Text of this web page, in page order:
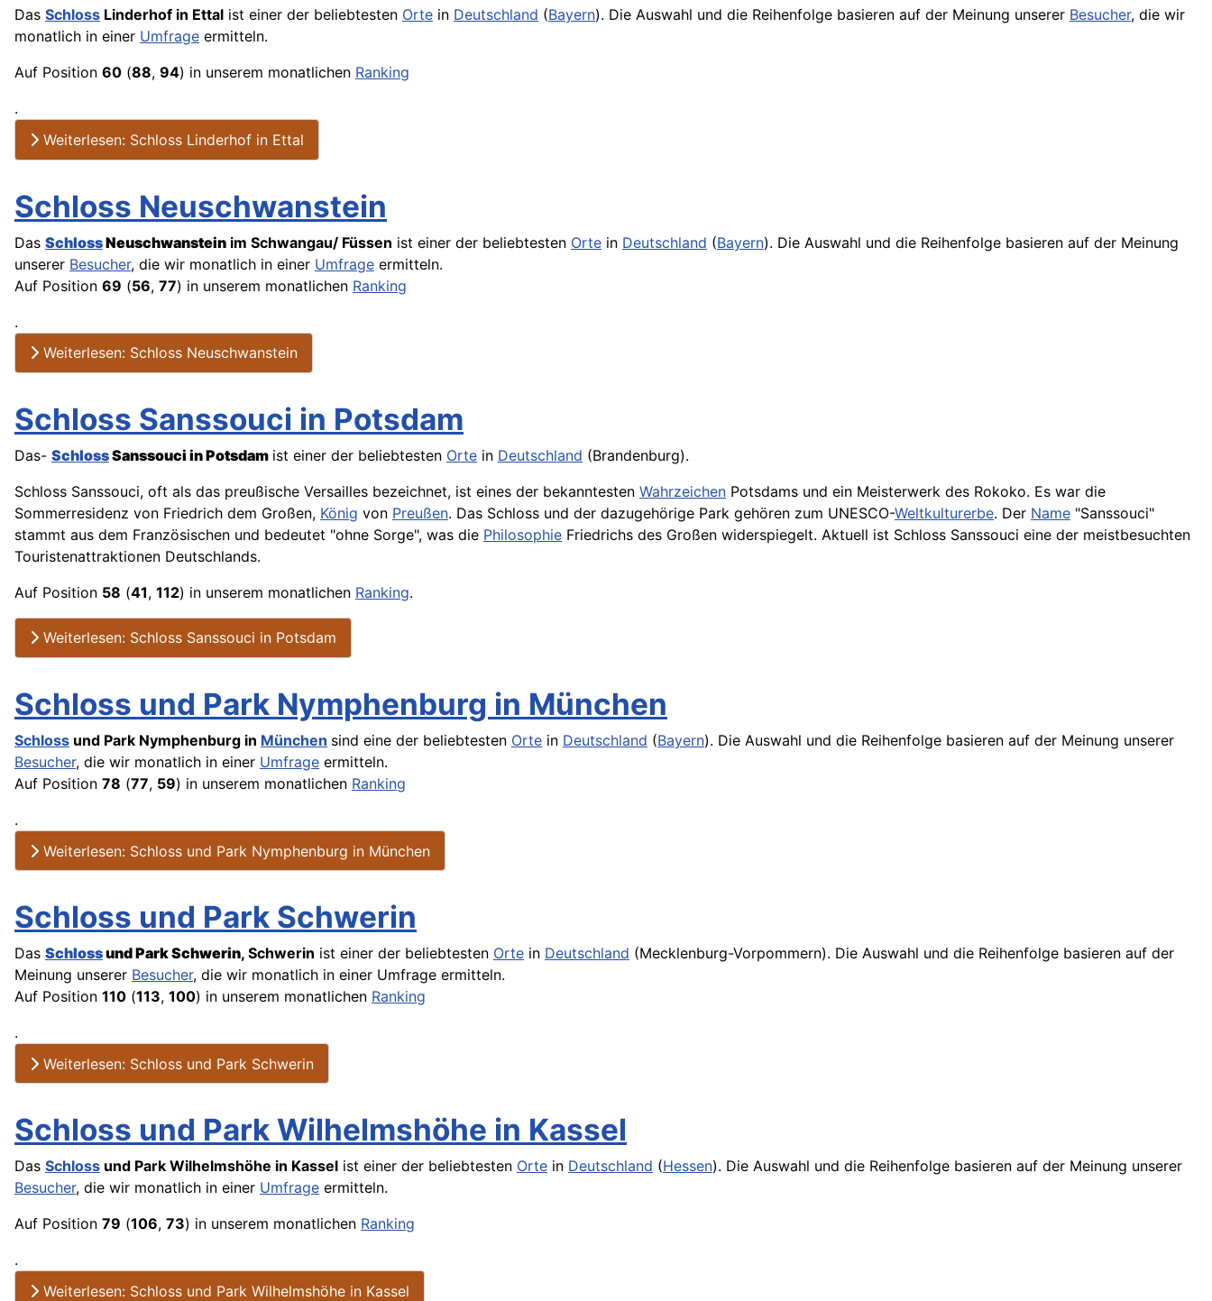
Das Schloss Linderhof in Ettal ist einer der beliebtesten Orte in Deutschland (Bayern). Die Auswahl und die Reihenfolge basieren auf der Meinung unserer Besucher, die wir
monatlich in einer Umfrage ermitteln.
Auf Position 60 (88, 94) in unserem monatlichen Ranking
.
Weiterlesen: Schloss Linderhof in Ettal
Schloss Neuschwanstein
Das SchlossNeuschwanstein im Schwangau/ Füssen ist einer der beliebtesten Orte in Deutschland (Bayern). Die Auswahl und die Reihenfolge basieren auf der Meinung
unserer Besucher, die wir monatlich in einer Umfrage ermitteln.
Auf Position 69 (56, 77) in unserem monatlichen Ranking
.
Weiterlesen: Schloss Neuschwanstein
Schloss Sanssouci in Potsdam
Das- SchlossSanssouci in Potsdam ist einer der beliebtesten Orte in Deutschland (Brandenburg).
Schloss Sanssouci, oft als das preußische Versailles bezeichnet, ist eines der bekanntesten Wahrzeichen Potsdams und ein Meisterwerk des Rokoko. Es war die
Sommerresidenz von Friedrich dem Großen, König von Preußen. Das Schloss und der dazugehörige Park gehören zum UNESCO-Weltkulturerbe. Der Name "Sanssouci"
stammt aus dem Französischen und bedeutet "ohne Sorge", was die Philosophie Friedrichs des Großen widerspiegelt. Aktuell ist Schloss Sanssouci eine der meistbesuchten
Touristenattraktionen Deutschlands.
Auf Position 58 (41, 112) in unserem monatlichen Ranking.
Weiterlesen: Schloss Sanssouci in Potsdam
Schloss und Park Nymphenburg in München
Schloss und Park Nymphenburg in München sind eine der beliebtesten Orte in Deutschland (Bayern). Die Auswahl und die Reihenfolge basieren auf der Meinung unserer
Besucher, die wir monatlich in einer Umfrage ermitteln.
Auf Position 78 (77, 59) in unserem monatlichen Ranking
.
Weiterlesen: Schloss und Park Nymphenburg in München
Schloss und Park Schwerin
Das Schlossund Park Schwerin, Schwerin ist einer der beliebtesten Orte in Deutschland (Mecklenburg-Vorpommern). Die Auswahl und die Reihenfolge basieren auf der
Meinung unserer Besucher, die wir monatlich in einer Umfrage ermitteln.
Auf Position 110 (113, 100) in unserem monatlichen Ranking
.
Weiterlesen: Schloss und Park Schwerin
Schloss und Park Wilhelmshöhe in Kassel
Das Schloss und Park Wilhelmshöhe in Kassel ist einer der beliebtesten Orte in Deutschland (Hessen). Die Auswahl und die Reihenfolge basieren auf der Meinung unserer
Besucher, die wir monatlich in einer Umfrage ermitteln.
Auf Position 79 (106, 73) in unserem monatlichen Ranking
.
Weiterlesen: Schloss und Park Wilhelmshöhe in Kassel